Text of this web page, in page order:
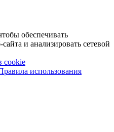
обеспечивать
и анализировать сетевой
cookie
использования